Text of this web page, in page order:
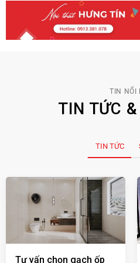
TIN NỔI
TIN TỨC
TIN TỨC
Tư vấn chọn gạch ốp